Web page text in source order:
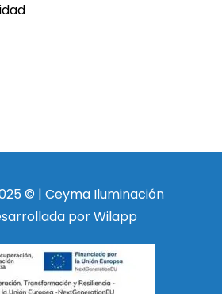
© | Ceyma Iluminación
por Wilapp